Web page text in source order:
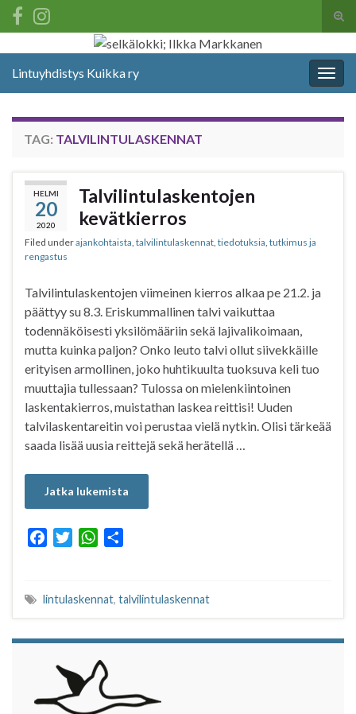
Search for:
Lintuyhdistys Kuikka ry
TAG: TALVILINTULASKENNAT
HELMI
20
2020
Talvilintulaskentojen
kevätkierros
Filed underajankohtaista talvilintulaskennat tiedotuksia tutkimus ja
rengastus
Talvilintulaskentojen viimeinen kierros alkaa pe 21.2. ja
päättyy su 8.3. Eriskummallinen talvi vaikuttaa
todennäköisesti yksilömääriin sekä lajivalikoimaan,
mutta kuinka paljon? Onko leuto talvi ollut siivekkäille
erityisen armollinen, joko huhtikuulta tuoksuva keli tuo
muuttajia tullessaan? Tulossa on mielenkiintoinen
laskentakierros, muistathan laskea reittisi! Uuden
talvilaskentareitin voi perustaa vielä nytkin. Olisi tärkeää
saada lisää uusia reittejä sekä herätellä …
Jatka lukemista
e
t
W
t
p
r
lintulaskennat, talvilintulaskennat